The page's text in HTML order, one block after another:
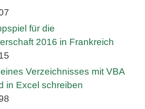
für die
2016 in Frankreich
Verzeichnisses mit VBA
in Excel schreiben